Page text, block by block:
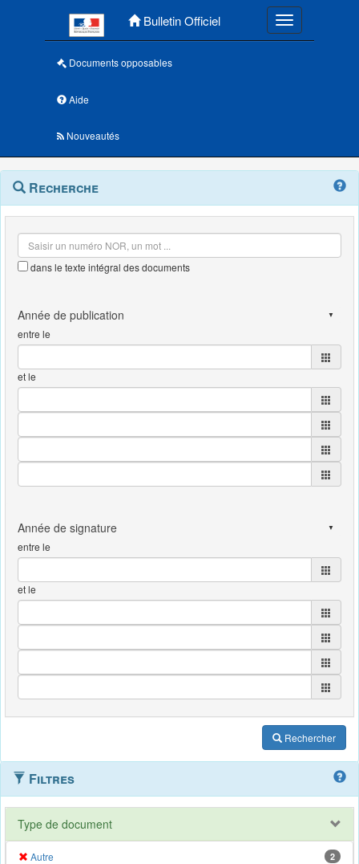
Bulletin Officiel Toggle
Documents opposables
Aide
Nouveautés
Navigation
outils
Menu
contextuel
Recherche
dans le texte intégral des documents
entre le
et le
entre le
et le
Rechercher
Filtres
Type de document
Autre 2